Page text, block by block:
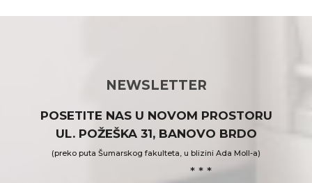
NEWSLETTER
POSETITE NAS U NOVOM PROSTORU
UL. POŽEŠKA 31, BANOVO BRDO
(preko puta Šumarskog fakulteta, u blizini Ada Moll-a)
* * *